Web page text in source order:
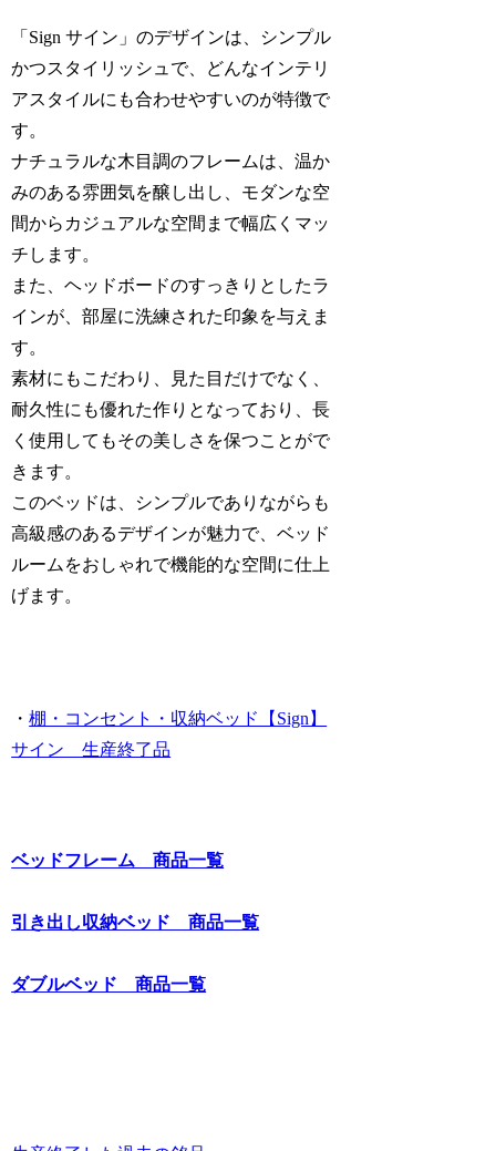
「Sign サイン」のデザインは、シンプル
かつスタイリッシュで、どんなインテリ
アスタイルにも合わせやすいのが特徴で
す。
ナチュラルな木目調のフレームは、温か
みのある雰囲気を醸し出し、モダンな空
間からカジュアルな空間まで幅広くマッ
チします。
また、ヘッドボードのすっきりとしたラ
インが、部屋に洗練された印象を与えま
す。
素材にもこだわり、見た目だけでなく、
耐久性にも優れた作りとなっており、長
く使用してもその美しさを保つことがで
きます。
このベッドは、シンプルでありながらも
高級感のあるデザインが魅力で、ベッド
ルームをおしゃれで機能的な空間に仕上
げます。
・棚・コンセント・収納ベッド【Sign】
サイン 生産終了品
ベッドフレーム 商品一覧
引き出し収納ベッド 商品一覧
ダブルベッド 商品一覧